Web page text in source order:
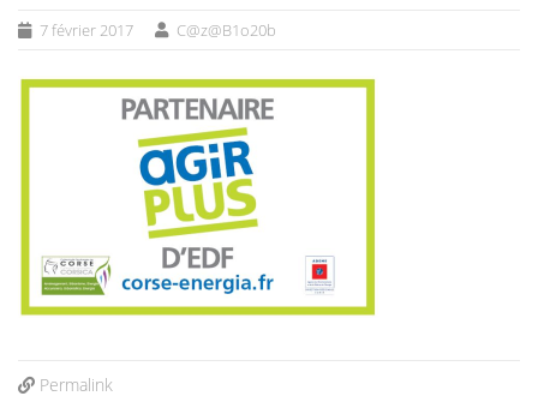
7 février 2017 C@z@B1o20b
Permalink